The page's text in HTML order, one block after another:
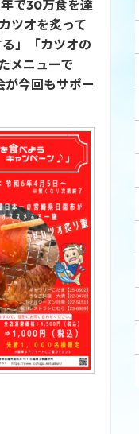
で30万食を達
ツオを炙って
」「カツオの
メニューで
が今回もサポー